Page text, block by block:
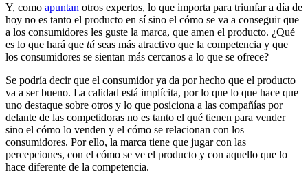
Y, como apuntan otros expertos, lo que importa para triunfar a día de
hoy no es tanto el producto en sí sino el cómo se va a conseguir que
a los consumidores les guste la marca, que amen el producto. ¿Qué
es lo que hará que tú seas más atractivo que la competencia y que
los consumidores se sientan más cercanos a lo que se ofrece?
Se podría decir que el consumidor ya da por hecho que el producto
va a ser bueno. La calidad está implícita, por lo que lo que hace que
uno destaque sobre otros y lo que posiciona a las compañías por
delante de las competidoras no es tanto el qué tienen para vender
sino el cómo lo venden y el cómo se relacionan con los
consumidores. Por ello, la marca tiene que jugar con las
percepciones, con el cómo se ve el producto y con aquello que lo
hace diferente de la competencia.